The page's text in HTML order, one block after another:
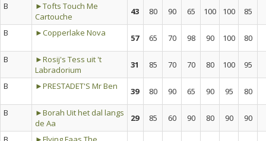
B
►Tofts Touch Me
Cartouche
43 80 90 65 100 100 85
B
►Copperlake Nova 57 65 70 98 90 100 80
B
►Rosij's Tess uit 't
Labradorium
31 85 70 70 80 100 95
B
►PRESTADET'S Mr Ben 39 80 90 65 90 95 80
B
►Borah Uit het dal langs
de Aa
29 85 60 90 80 90 90